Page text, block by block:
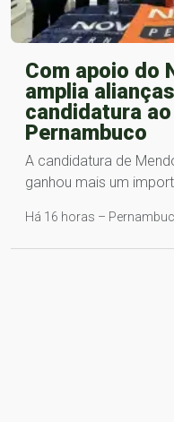
Com apoio do
amplia
candidatura
Pernambuco
A candidatura de
ganhou mais um
Há 16 horas –